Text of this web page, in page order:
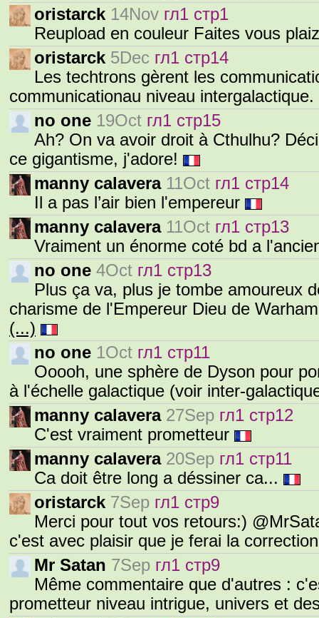
oristarck 14Nov гл1 стр1
Reupload en couleur Faites vous
oristarck 5Dec гл1 стр14
Les techtrons gèrent les
communicationau niveau intergalactique.
no one 19Oct гл1 стр15
Ah? On va avoir droit à Cthulhu?
ce gigantisme, j'adore!
manny calavera 11Oct гл1 стр14
Il a pas l’air bien l'empereur
manny calavera 11Oct гл1 стр13
Vraiment un énorme coté bd a
no one 4Oct гл1 стр13
Plus ça va, plus je tombe amoureux
charisme de l'Empereur Dieu de
(...)
no one 1Oct гл1 стр11
Ooooh, une sphère de Dyson pour
à l'échelle galactique (voir inter-
manny calavera 27Sep гл1 стр12
C'est vraiment prometteur
manny calavera 20Sep гл1 стр11
Ca doit être long a déssiner ca...
oristarck 7Sep гл1 стр9
Merci pour tout vos retours:)
c'est avec plaisir que je ferai la
Mr Satan 7Sep гл1 стр9
Même commentaire que d'autres :
prometteur niveau intrigue, univers et